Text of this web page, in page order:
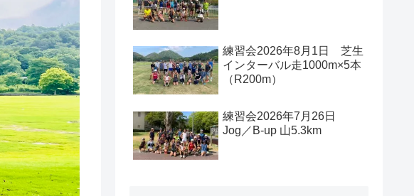
練習会2026年8月1日 芝生
インターバル走1000m×5本
（R200m）
練習会2026年7月26日
Jog／B-up 山5.3km